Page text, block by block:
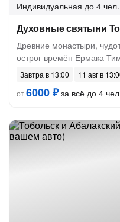
Индивидуальная до 4 чел.
Духовные святыни
Древние монастыри,
острог времён Ермака
Завтра в 13:00
11 авг в
от6000 ₽за всё до 4